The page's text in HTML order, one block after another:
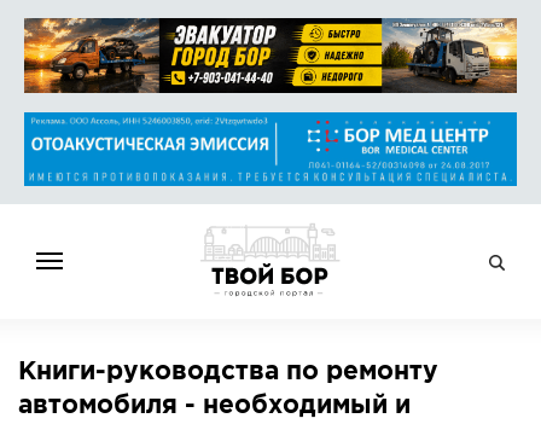
НОВОСТИ
СПРАВОЧНИК
Книги-руководства по ремонту
автомобиля - необходимый и